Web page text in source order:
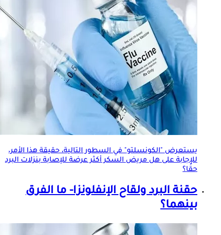
يستعرض "الكونسلتو" في السطور التالية، حقيقة هذا الأمر،
للإجابة على هل مريض السكر أكثر عرضة للإصابة بنزلات البرد
حقًا؟
حقنة البرد ولقاح الإنفلونزا- ما الفرق
بينهما؟